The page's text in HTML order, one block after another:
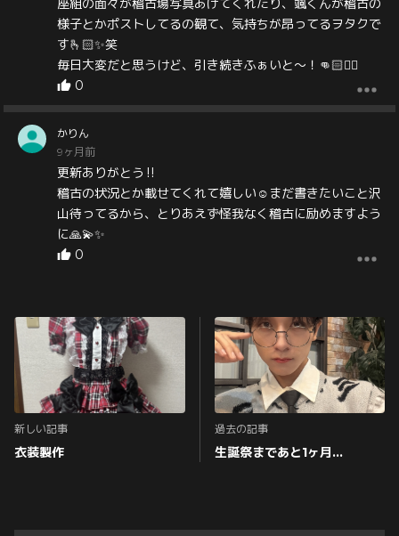
座組の面々が稽古場写真あげてくれたり、颯くんが稽古の
様子とかポストしてるの観て、気持ちが昂ってるヲタクで
す🫰🏻✨笑
毎日大変だと思うけど、引き続きふぁいと〜！👊🏻❤️‍🔥
0
かりん
9ヶ月前
更新ありがとう‼️
稽古の状況とか載せてくれて嬉しい☺️まだ書きたいこと沢
山待ってるから、とりあえず怪我なく稽古に励めますよう
に🙏💫✨
0
新しい記事
衣装製作
過去の記事
生誕祭まであと1ヶ月…